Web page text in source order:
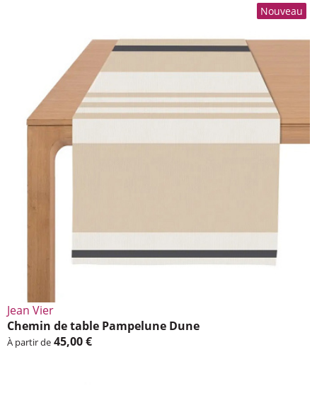
Nouveau
Jean Vier
Chemin de table Pampe­lune Dune
À partir de 45,00 €